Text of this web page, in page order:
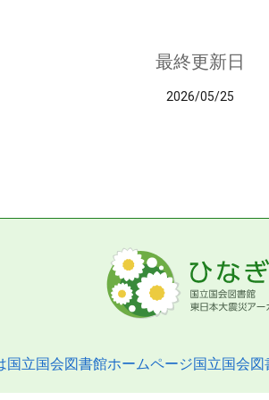
最終更新日
2026/05/25
国立国会図書館ホームページ国立国会図